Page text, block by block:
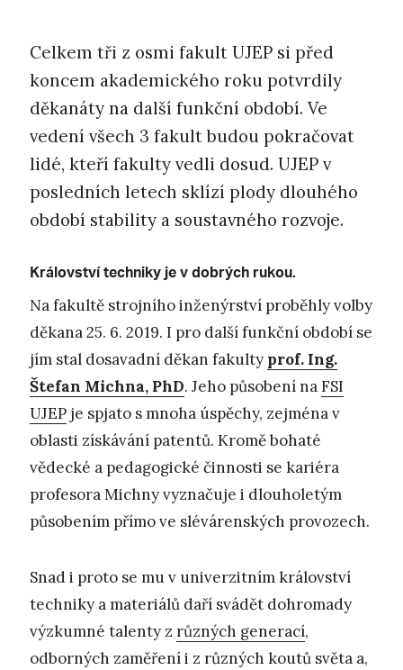
Celkem tři z osmi fakult UJEP si před
koncem akademického roku potvrdily
děkanáty na další funkční období. Ve
vedení všech 3 fakult budou pokračovat
lidé, kteří fakulty vedli dosud. UJEP v
posledních letech sklízí plody dlouhého
období stability a soustavného rozvoje.
Království techniky je v dobrých rukou.
Na fakultě strojního inženýrství proběhly volby
děkana 25. 6. 2019. I pro další funkční období se
jím stal dosavadní děkan fakulty prof. Ing.
Štefan Michna, PhD. Jeho působení naFSI
UJEP je spjato s mnoha úspěchy, zejména v
oblasti získávání patentů. Kromě bohaté
vědecké a pedagogické činnosti se kariéra
profesora Michny vyznačuje i dlouholetým
působením přímo ve slévárenských provozech.
Snad i proto se mu v univerzitním království
techniky a materiálů daří svádět dohromady
výzkumné talenty z různých generací,
odborných zaměření i z různých koutů světa a,